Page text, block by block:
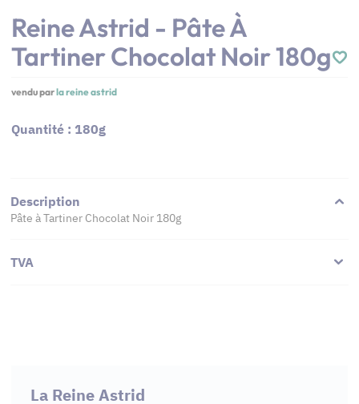
Reine Astrid - Pâte À
Tartiner Chocolat Noir 180g
vendu parla reine astrid
Quantité : 180g
Description
Pâte à Tartiner Chocolat Noir 180g
TVA
La Reine Astrid